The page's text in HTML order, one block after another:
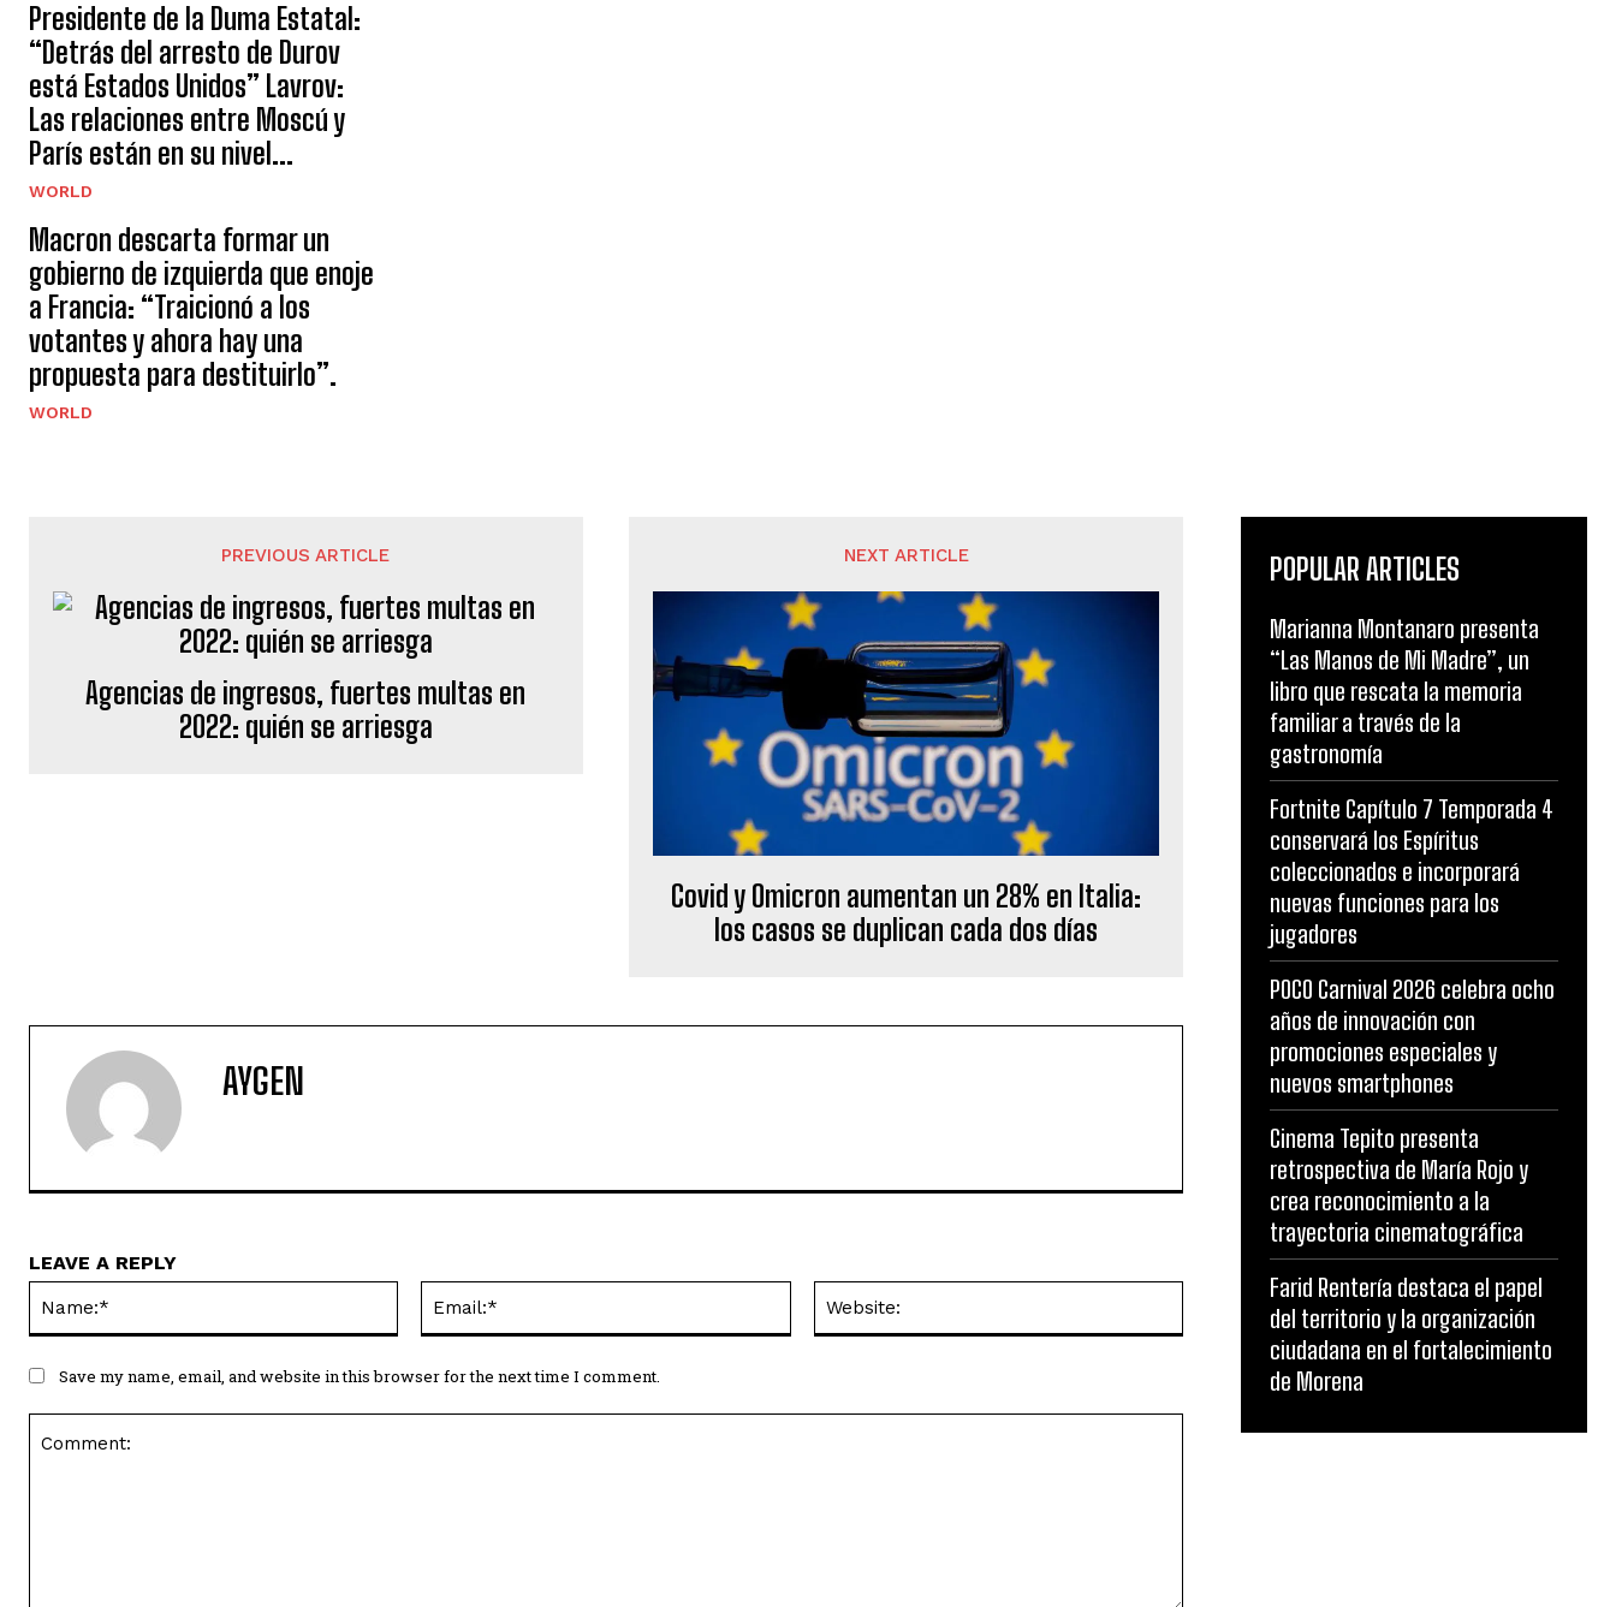
Presidente de la Duma Estatal:
“Detrás del arresto de Durov
está Estados Unidos” Lavrov:
Las relaciones entre Moscú y
París están en su nivel...
WORLD
Macron descarta formar un
gobierno de izquierda que enoje
a Francia: “Traicionó a los
votantes y ahora hay una
propuesta para destituirlo”.
WORLD
PREVIOUS ARTICLE
Agencias de ingresos, fuertes multas en
2022: quién se arriesga
NEXT ARTICLE
Covid y Omicron aumentan un 28% en Italia:
los casos se duplican cada dos días
AYGEN
LEAVE A REPLY
Save my name, email, and website in this browser for the next time I comment.
POPULAR ARTICLES
Marianna Montanaro presenta
“Las Manos de Mi Madre”, un
libro que rescata la memoria
familiar a través de la
gastronomía
Fortnite Capítulo 7 Temporada 4
conservará los Espíritus
coleccionados e incorporará
nuevas funciones para los
jugadores
POCO Carnival 2026 celebra ocho
años de innovación con
promociones especiales y
nuevos smartphones
Cinema Tepito presenta
retrospectiva de María Rojo y
crea reconocimiento a la
trayectoria cinematográfica
Farid Rentería destaca el papel
del territorio y la organización
ciudadana en el fortalecimiento
de Morena